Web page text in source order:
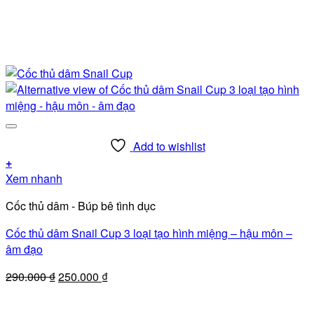
Add to wishlist
+
Sản
này
có
nhiều
biến
thể.
Xem nhanh
Cốc thủ dâm - Búp bê tình dục
Cốc thủ dâm Snail Cup 3 loại tạo hình miệng – hậu môn –
âm đạo
290.000₫Giá
250.000 ₫Giá